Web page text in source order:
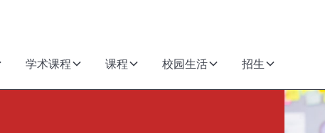
学术课程 课程 校园生活 招生